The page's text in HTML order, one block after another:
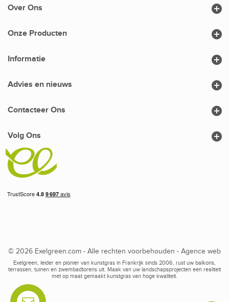
Over Ons 
Onze Producten 
Contacteer Ons 
Volg Ons 
Informatie 
Advies en nieuws 
© 2026 Exelgreen.com - Alle rechten voorbehouden - Agence web
Exelgreen, leider en pionier van kunstgras in Frankrijk sinds 2006, rust uw balkons,
terrassen, tuinen en zwembadtorens uit. Maak van uw landschapsprojecten een realiteit
met op maat gemaakt kunstgras van hoge kwaliteit.